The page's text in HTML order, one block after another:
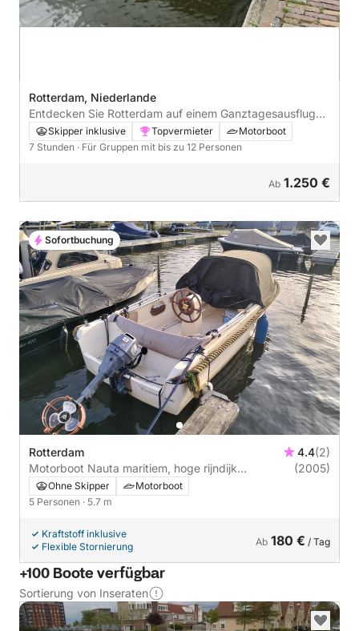
Rotterdam, Niederlande
Entdecken Sie Rotterdam auf einem Ganztagesausflug
mit dem Motorboot
Skipper inklusive Topvermieter
Motorboot
7 Stunden · Für Gruppen mit bis zu 12 Personen
Ab 1.250 €
Rotterdam 4.4(2)
Motorboot Nauta maritiem, hoge rijndijk
zoetrwoude Oud huyzer
(2005)
Ohne Skipper
Motorboot
5 Personen · 5.7 m
Kraftstoff inklusive
Flexible Stornierung
Ab 180 € / Tag
Sofortbuchung
+100 Boote verfügbar
Sortierung von Inseraten